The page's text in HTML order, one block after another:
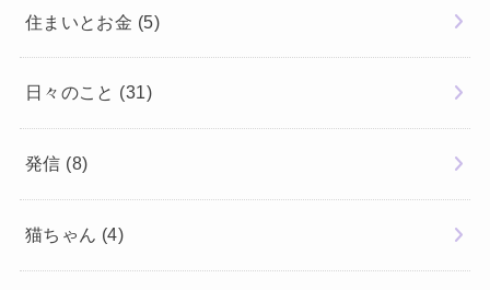
住まいとお金 (5)
日々のこと (31)
発信 (8)
猫ちゃん (4)